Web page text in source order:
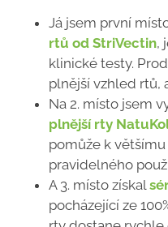
Já jsem první
rtů od StriVectin,
klinické testy.
plnější vzhled rtů,
Na 2. místo jsem
plnější rty
pomůže k
pravidelného
A 3. místo získal
pocházející ze